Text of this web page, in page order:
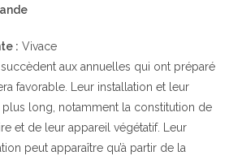
: Vivace
succèdent aux annuelles qui ont préparé
favorable. Leur installation et leur
long, notamment la constitution de
et de leur appareil végétatif. Leur
peut apparaître qu’à partir de la